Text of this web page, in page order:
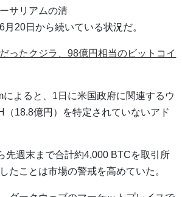
サリアムの清
20日から続いている状況だ。
ったクジラ、98億円相当のビットコイ
よると、1日に米国政府に関連するウ
（18.8億円）を特定されていないアド
先週末まで合計約4,000 BTCを取引所
たことは市場の警戒を高めていた。